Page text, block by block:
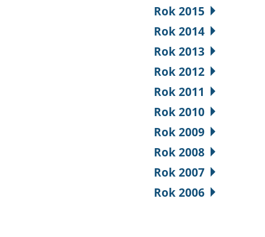
Rok 2015
Rok 2014
Rok 2013
Rok 2012
Rok 2011
Rok 2010
Rok 2009
Rok 2008
Rok 2007
Rok 2006